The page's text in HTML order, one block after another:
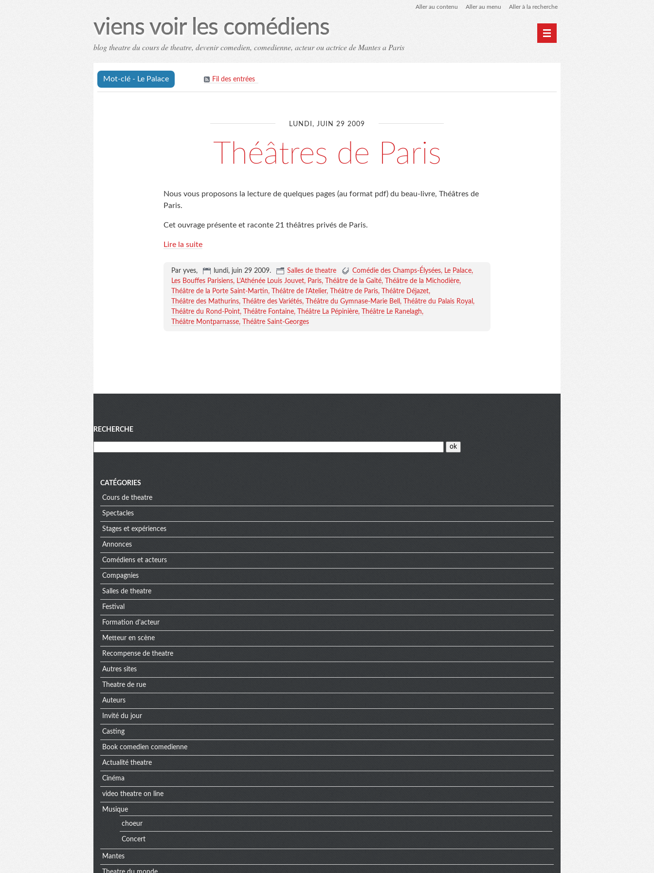
Aller au contenu Aller au menu Aller à la recherche
viens voir les comédiens
blog theatre du cours de theatre, devenir comedien, comedienne, acteur ou actrice de Mantes a Paris
Mot-clé - Le Palace
Fil des entrées
LUNDI, JUIN 29 2009
Théâtres de Paris
Nous vous proposons la lecture de quelques pages (au format pdf) du beau-livre, Théâtres de
Paris.
Cet ouvrage présente et raconte 21 théâtres privés de Paris.
Lire la suite
Par yves, lundi, juin 29 2009. Salles de theatre Comédie des Champs-Élysées
Le Palace
Les Bouffes Parisiens
L’Athénée Louis Jouvet Paris Théâtre de la Gaîté
Théâtre de la Michodière
Théâtre de la Porte Saint-Martin
Théâtre de l’Atelier Théâtre de Paris
Théâtre Déjazet
Théâtre des Mathurins
Théâtre des Variétés Théâtre du Gymnase-Marie Bell
Théâtre du Palais Royal
Théâtre du Rond-Point
Théâtre Fontaine Théâtre La Pépinière
Théâtre Le Ranelagh
Théâtre Montparnasse
Théâtre Saint-Georges
Menu
RECHERCHE
CATÉGORIES
Cours de theatre
Spectacles
Stages et expériences
Annonces
Comédiens et acteurs
Compagnies
Salles de theatre
Festival
Formation d'acteur
Metteur en scène
Recompense de theatre
Autres sites
Theatre de rue
Auteurs
Invité du jour
Casting
Book comedien comedienne
Actualité theatre
Cinéma
video theatre on line
Musique
choeur
Concert
Mantes